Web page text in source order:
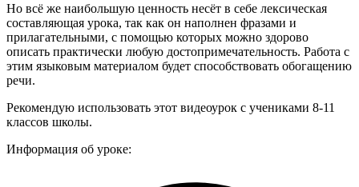
Но всё же наибольшую ценность несёт в себе лексическая
составляющая урока, так как он наполнен фразами и
прилагательными, с помощью которых можно здорово
описать практически любую достопримечательность. Работа с
этим языковым материалом будет способствовать обогащению
речи.
Рекомендую использовать этот видеоурок с учениками 8-11
классов школы.
Информация об уроке: